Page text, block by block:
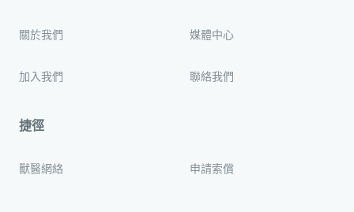
關於我們 媒體中心
加入我們 聯絡我們
捷徑
獸醫網絡 申請索償